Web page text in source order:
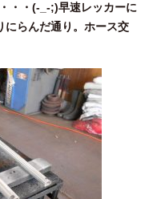
・・(-_-;)早速レッカーに
にらんだ通り。ホース交